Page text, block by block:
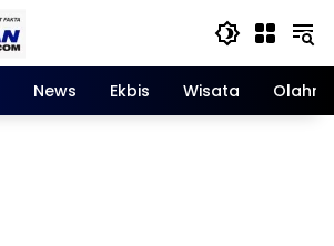
News Ekbis Wisata